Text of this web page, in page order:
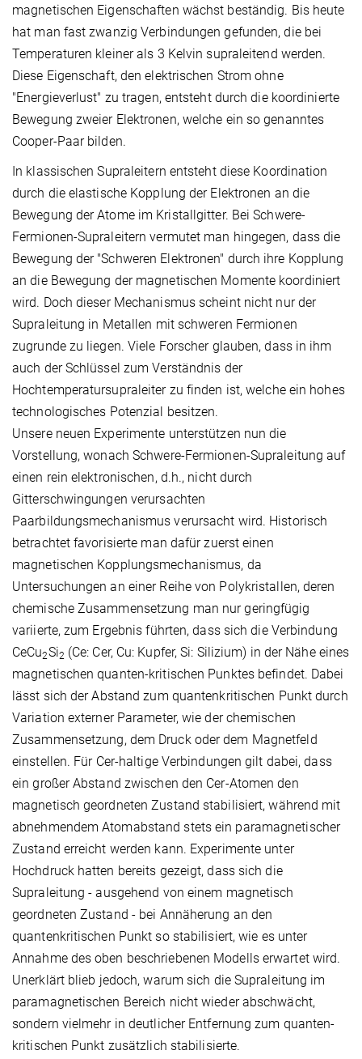
magnetischen Eigenschaften wächst beständig. Bis heute
hat man fast zwanzig Verbindungen gefunden, die bei
Temperaturen kleiner als 3 Kelvin supraleitend werden.
Diese Eigenschaft, den elektrischen Strom ohne
"Energieverlust" zu tragen, entsteht durch die koordinierte
Bewegung zweier Elektronen, welche ein so genanntes
Cooper-Paar bilden.
In klassischen Supraleitern entsteht diese Koordination
durch die elastische Kopplung der Elektronen an die
Bewegung der Atome im Kristallgitter. Bei Schwere-
Fermionen-Supraleitern vermutet man hingegen, dass die
Bewegung der "Schweren Elektronen" durch ihre Kopplung
an die Bewegung der magnetischen Momente koordiniert
wird. Doch dieser Mechanismus scheint nicht nur der
Supraleitung in Metallen mit schweren Fermionen
zugrunde zu liegen. Viele Forscher glauben, dass in ihm
auch der Schlüssel zum Verständnis der
Hochtemperatursupraleiter zu finden ist, welche ein hohes
technologisches Potenzial besitzen.
Unsere neuen Experimente unterstützen nun die
Vorstellung, wonach Schwere-Fermionen-Supraleitung auf
einen rein elektronischen, d.h., nicht durch
Gitterschwingungen verursachten
Paarbildungsmechanismus verursacht wird. Historisch
betrachtet favorisierte man dafür zuerst einen
magnetischen Kopplungsmechanismus, da
Untersuchungen an einer Reihe von Polykristallen, deren
chemische Zusammensetzung man nur geringfügig
variierte, zum Ergebnis führten, dass sich die Verbindung
CeCu2Si2 (Ce: Cer, Cu: Kupfer, Si: Silizium) in der Nähe eines
magnetischen quanten-kritischen Punktes befindet. Dabei
lässt sich der Abstand zum quantenkritischen Punkt durch
Variation externer Parameter, wie der chemischen
Zusammensetzung, dem Druck oder dem Magnetfeld
einstellen. Für Cer-haltige Verbindungen gilt dabei, dass
ein großer Abstand zwischen den Cer-Atomen den
magnetisch geordneten Zustand stabilisiert, während mit
abnehmendem Atomabstand stets ein paramagnetischer
Zustand erreicht werden kann. Experimente unter
Hochdruck hatten bereits gezeigt, dass sich die
Supraleitung - ausgehend von einem magnetisch
geordneten Zustand - bei Annäherung an den
quantenkritischen Punkt so stabilisiert, wie es unter
Annahme des oben beschriebenen Modells erwartet wird.
Unerklärt blieb jedoch, warum sich die Supraleitung im
paramagnetischen Bereich nicht wieder abschwächt,
sondern vielmehr in deutlicher Entfernung zum quanten-
kritischen Punkt zusätzlich stabilisierte.